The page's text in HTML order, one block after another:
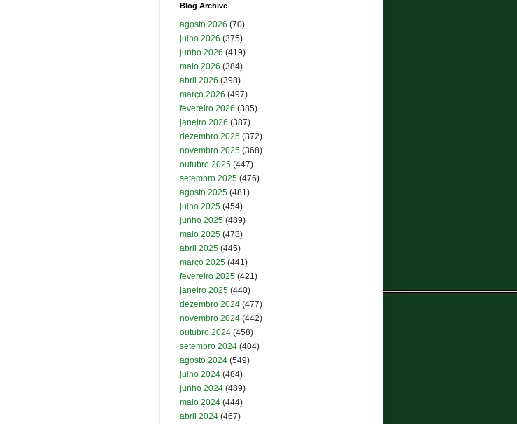
Blog Archive
agosto 2026 (70)
julho 2026 (375)
junho 2026 (419)
maio 2026 (384)
abril 2026 (398)
março 2026 (497)
fevereiro 2026 (385)
janeiro 2026 (387)
dezembro 2025 (372)
novembro 2025 (368)
outubro 2025 (447)
setembro 2025 (476)
agosto 2025 (481)
julho 2025 (454)
junho 2025 (489)
maio 2025 (478)
abril 2025 (445)
março 2025 (441)
fevereiro 2025 (421)
janeiro 2025 (440)
dezembro 2024 (477)
novembro 2024 (442)
outubro 2024 (458)
setembro 2024 (404)
agosto 2024 (549)
julho 2024 (484)
junho 2024 (489)
maio 2024 (444)
abril 2024 (467)